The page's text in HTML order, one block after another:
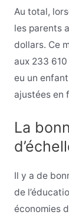
Au total,
les parents
dollars. Ce
aux 233
eu un enfant
ajustées en
La
Il y a de
de
économies